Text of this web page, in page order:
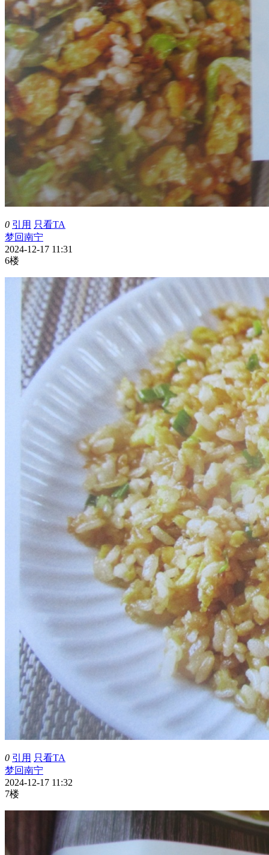
0 引用 只看TA
梦回南宁
2024-12-17 11:31
6楼
0 引用 只看TA
梦回南宁
2024-12-17 11:32
7楼